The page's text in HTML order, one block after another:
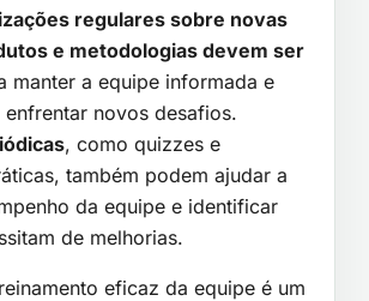
regulares sobre novas
e metodologias devem ser
manter a equipe informada e
novos desafios.
, como quizzes e
também podem ajudar a
da equipe e identificar
de melhorias.
eficaz da equipe é um